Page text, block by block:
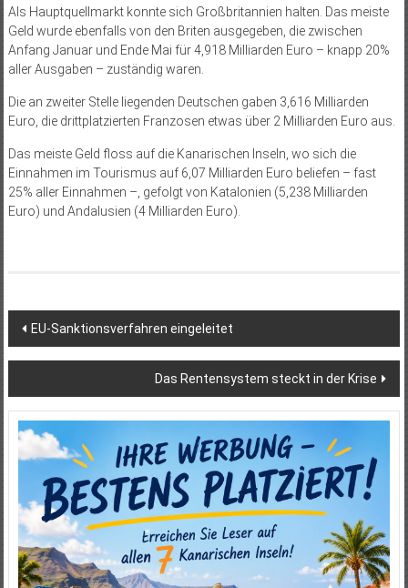
Als Hauptquellmarkt konnte sich Großbritannien halten. Das meiste
Geld wurde ebenfalls von den Briten ausgegeben, die zwischen
Anfang Januar und Ende Mai für 4,918 Milliarden Euro – knapp 20%
aller Ausgaben – zuständig waren.
Die an zweiter Stelle liegenden Deutschen gaben 3,616 Milliarden
Euro, die drittplatzierten Franzosen etwas über 2 Milliarden Euro aus.
Das meiste Geld floss auf die Kanarischen Inseln, wo sich die
Einnahmen im Tourismus auf 6,07 Milliarden Euro beliefen – fast
25% aller Einnahmen –, gefolgt von Katalonien (5,238 Milliarden
Euro) und Andalusien (4 Milliarden Euro).
Beitragsnavigation
EU-Sanktionsverfahren eingeleitet
Das Rentensystem steckt in der Krise